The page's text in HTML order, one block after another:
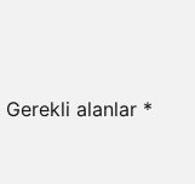
Gerekli alanlar *